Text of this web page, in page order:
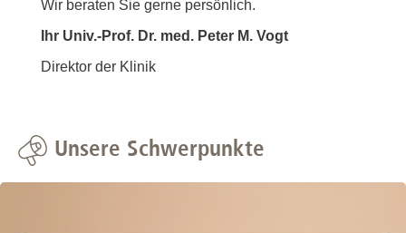
Wir beraten Sie gerne persönlich.
Ihr Univ.-Prof. Dr. med. Peter M. Vogt
Direktor der Klinik
Unsere Schwerpunkte